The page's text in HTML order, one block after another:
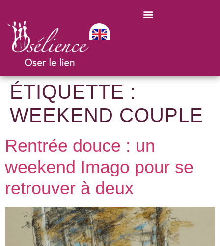
ÉTIQUETTE :
WEEKEND COUPLE
Rentrée douce : un
weekend Imago pour se
retrouver à deux